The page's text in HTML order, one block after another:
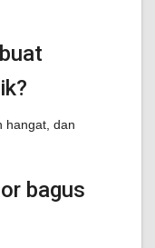
hangat, dan
bagus